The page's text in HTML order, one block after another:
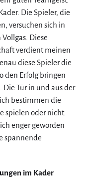
Die Spieler, die
versuchen sich in
Diese
verdient meinen
diese Spieler die
den Erfolg bringen
Tür in und aus der
bestimmen die
spielen oder nicht.
enger geworden
spannende
im Kader